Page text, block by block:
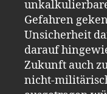
Gefahren
Unsicherheit
darauf
Zukunft auch
nicht-